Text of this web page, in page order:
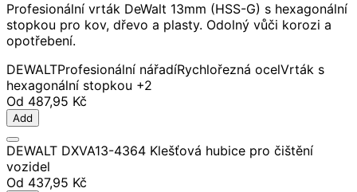
Profesionální vrták DeWalt 13mm (HSS-G) s hexagonální
stopkou pro kov, dřevo a plasty. Odolný vůči korozi a
opotřebení.
DEWALTProfesionální nářadíRychlořezná ocelVrták s
hexagonální stopkou +2
Od 487,95 Kč
Add
DEWALT DXVA13-4364 Klešťová hubice pro čištění
vozidel
Od 437,95 Kč